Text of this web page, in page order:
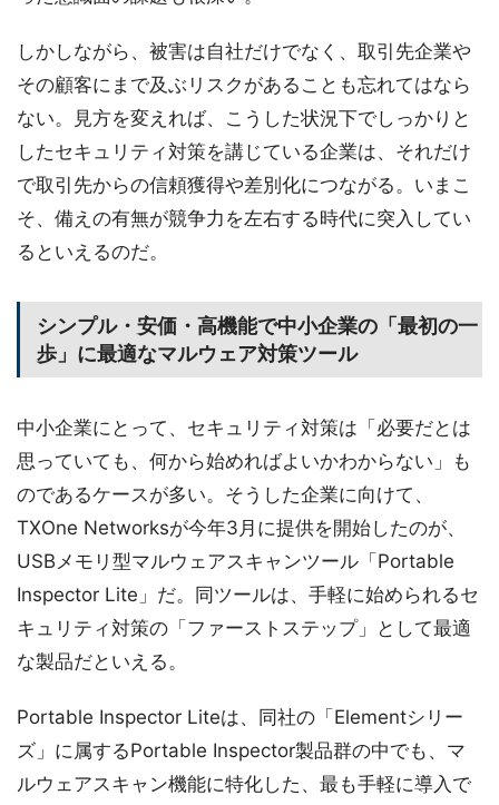
しかしながら、被害は自社だけでなく、取引先企業や
その顧客にまで及ぶリスクがあることも忘れてはなら
ない。見方を変えれば、こうした状況下でしっかりと
したセキュリティ対策を講じている企業は、それだけ
で取引先からの信頼獲得や差別化につながる。いまこ
そ、備えの有無が競争力を左右する時代に突入してい
るといえるのだ。
シンプル・安価・高機能で中小企業の「最初の一
歩」に最適なマルウェア対策ツール
中小企業にとって、セキュリティ対策は「必要だとは
思っていても、何から始めればよいかわからない」も
のであるケースが多い。そうした企業に向けて、
TXOne Networksが今年3月に提供を開始したのが、
USBメモリ型マルウェアスキャンツール「Portable
Inspector Lite」だ。同ツールは、手軽に始められるセ
キュリティ対策の「ファーストステップ」として最適
な製品だといえる。
Portable Inspector Liteは、同社の「Elementシリー
ズ」に属するPortable Inspector製品群の中でも、マ
ルウェアスキャン機能に特化した、最も手軽に導入で